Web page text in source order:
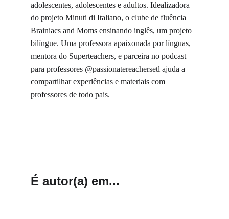
adolescentes, adolescentes e adultos. Idealizadora
do projeto Minuti di Italiano, o clube de fluência
Brainiacs and Moms ensinando inglês, um projeto
bilíngue. Uma professora apaixonada por línguas,
mentora do Superteachers, e parceira no podcast
para professores @passionatereachersetl ajuda a
compartilhar experiências e materiais com
professores de todo pais.
É autor(a) em...